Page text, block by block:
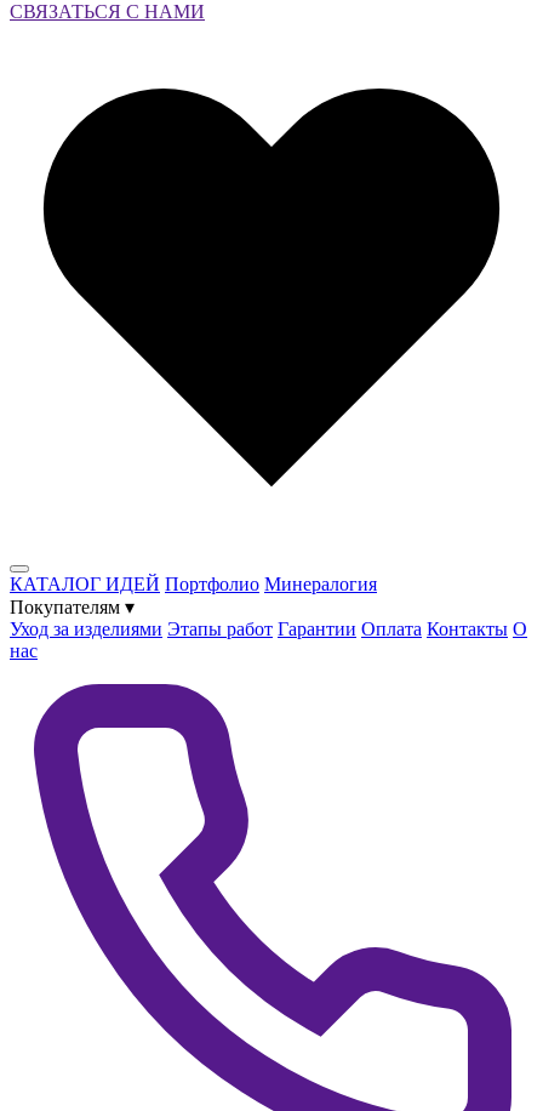
СВЯЗАТЬСЯ С НАМИ
КАТАЛОГ ИДЕЙ Портфолио Минералогия
Покупателям ▾
Уход за изделиями Этапы работ Гарантии Оплата Контакты О
нас